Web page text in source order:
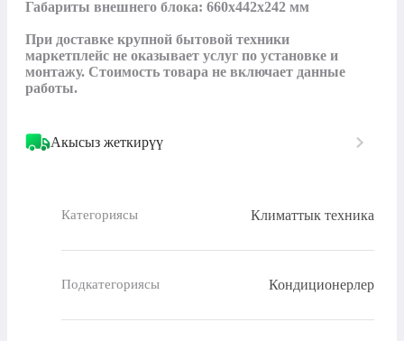
Габариты внешнего блока: 660х442х242 мм
При доставке крупной бытовой техники
маркетплейс не оказывает услуг по установке и
монтажу. Стоимость товара не включает данные
работы.
Акысыз жеткирүү
Категориясы Климаттык техника
Подкатегориясы Кондиционерлер